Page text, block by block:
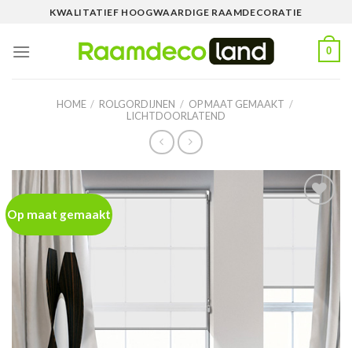
content
KWALITATIEF HOOGWAARDIGE RAAMDECORATIE
0
HOME / ROLGORDIJNEN / OP MAAT GEMAAKT /
LICHTDOORLATEND
Op maat gemaakt
Toevoegen
wenslijst